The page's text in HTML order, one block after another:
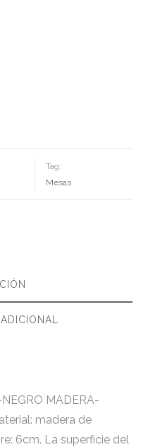
Tag:
Mesas
MADERA-
madera de
6cm. La superficie del